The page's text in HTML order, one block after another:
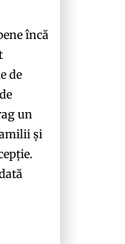
încă
de
un
și